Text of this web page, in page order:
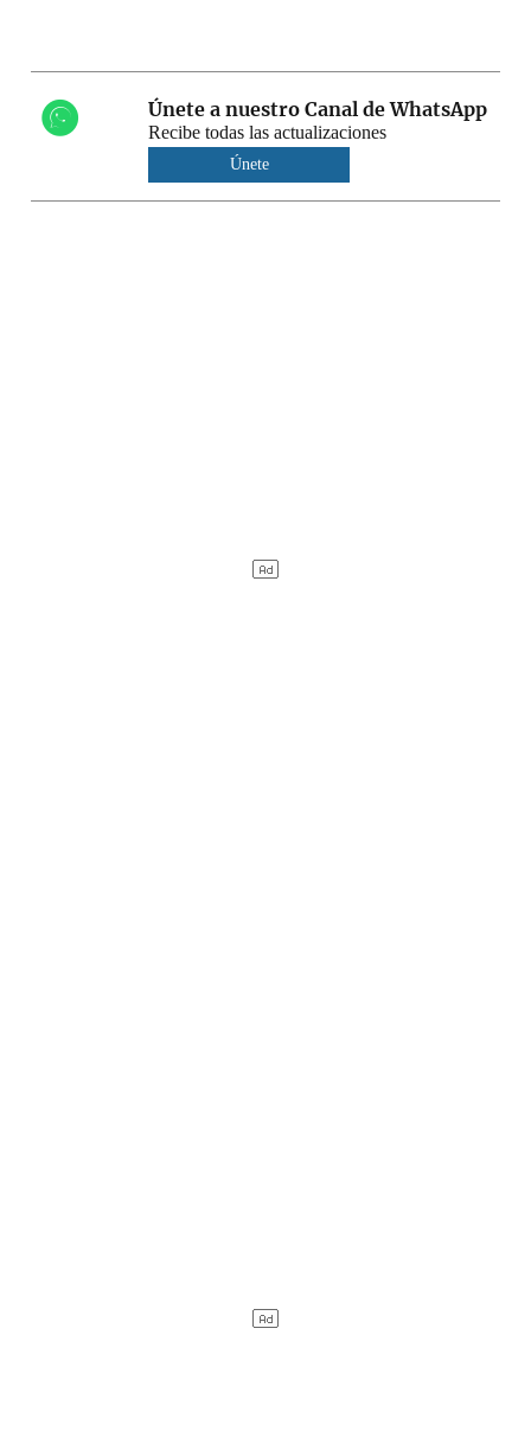
Únete a nuestro Canal de WhatsApp
Recibe todas las actualizaciones
Únete